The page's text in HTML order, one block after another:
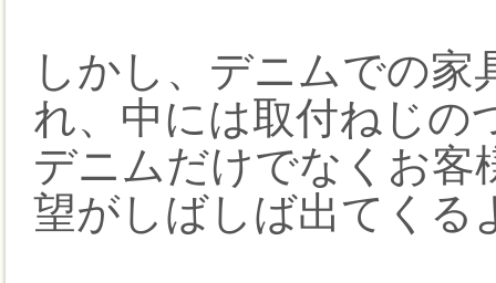
しかし、デニムでの
れ、中には取付ねじの
デニムだけでなくお客
望がしばしば出てくる